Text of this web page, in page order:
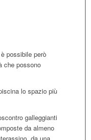
possibile però
che possono
lo spazio più
galleggianti
da almeno